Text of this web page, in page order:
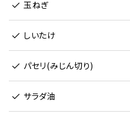
玉ねぎ
しいたけ
パセリ(みじん切り)
サラダ油